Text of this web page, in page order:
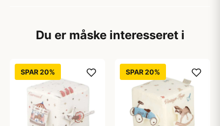
Du er måske interesseret i
SPAR 20% SPAR 20%